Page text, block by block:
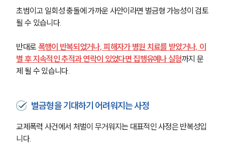
초범이고 일회성 충돌에 가까운 사안이라면 벌금형 가능성이 검토
될 수 있습니다.
반대로 폭행이 반복되었거나, 피해자가 병원 치료를 받았거나, 이
별 후 지속적인 추적과 연락이 있었다면 집행유예나 실형까지 문
제 될 수 있습니다.
벌금형을 기대하기 어려워지는 사정
교제폭력 사건에서 처벌이 무거워지는 대표적인 사정은 반복성입
니다.